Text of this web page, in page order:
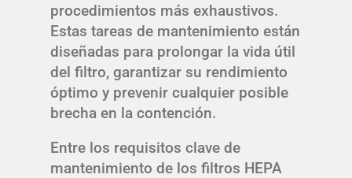
procedimientos más exhaustivos.
Estas tareas de mantenimiento están
diseñadas para prolongar la vida útil
del filtro, garantizar su rendimiento
óptimo y prevenir cualquier posible
brecha en la contención.
Entre los requisitos clave de
mantenimiento de los filtros HEPA